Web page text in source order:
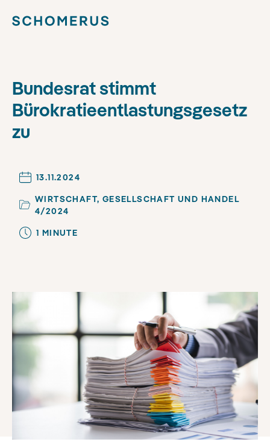
Bundesrat stimmt
Bürokratieentlastungsgesetz
zu
13.11.2024
WIRTSCHAFT, GESELLSCHAFT UND HANDEL
4/2024
1 MINUTE